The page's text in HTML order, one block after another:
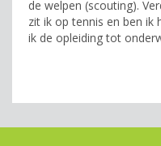
de welpen (scouting).
zit ik op tennis en ben ik
ik de opleiding tot